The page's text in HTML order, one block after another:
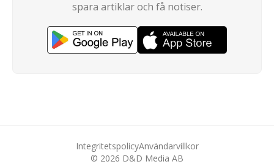
spara artiklar och få notiser.
IntegritetspolicyAnvändarvillkor
© 2026 D&D Media AB